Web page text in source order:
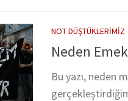
NOT DÜŞTÜKLERIMIZ
Neden
Bu yazı, neden